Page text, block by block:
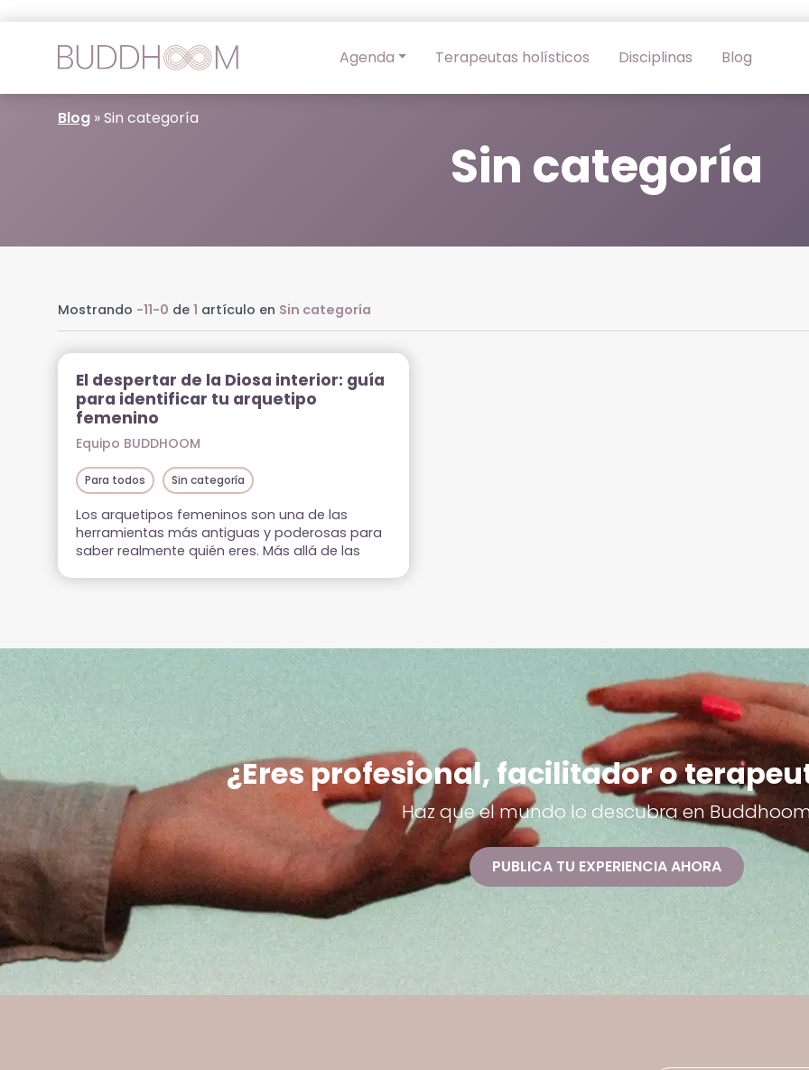
Agenda Terapeutas holísticos Disciplinas Blog
Blog »Sin categoría
Sin categoría
Mostrando -11-0 de 1 artículo en Sin categoría
El despertar de la Diosa interior: guía
para identificar tu arquetipo
femenino
Equipo BUDDHOOM
Para todos Sin categoría
Los arquetipos femeninos son una de las
herramientas más antiguas y poderosas para
saber realmente quién eres. Más allá de las
residen en nuestro inconsciente […]
¿Eres profesional, facilitador o
Haz que el mundo lo descubra en
PUBLICA TU EXPERIENCIA AHORA